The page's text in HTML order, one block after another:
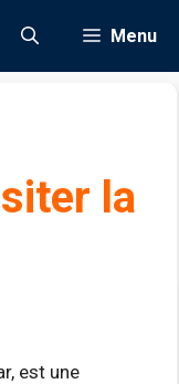
Menu
la
est une